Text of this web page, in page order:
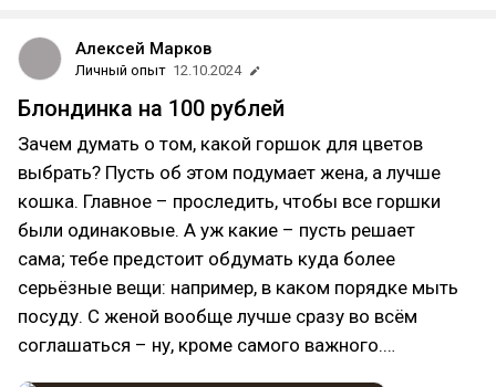
Алексей Марков
Личный опыт 12.10.2024
Блондинка на 100 рублей
Зачем думать о том, какой горшок для цветов
выбрать? Пусть об этом подумает жена, а лучше
кошка. Главное – проследить, чтобы все горшки
были одинаковые. А уж какие – пусть решает
сама; тебе предстоит обдумать куда более
серьёзные вещи: например, в каком порядке мыть
посуду. С женой вообще лучше сразу во всём
соглашаться – ну, кроме самого важного.…